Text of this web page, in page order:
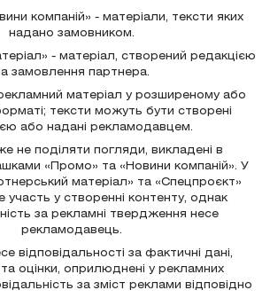
компаній» - матеріали, тексти яких
надано замовником.
- матеріал, створений редакцією
замовлення партнера.
матеріал у розширеному або
тексти можуть бути створені
або надані рекламодавцем.
не поділяти погляди, викладені в
«Промо» та «Новини компаній». У
матеріал» та «Спецпроєкт»
участь у створенні контенту, однак
за рекламні твердження несе
рекламодавець.
відповідальності за фактичні дані,
оцінки, оприлюднені у рекламних
за зміст реклами відповідно